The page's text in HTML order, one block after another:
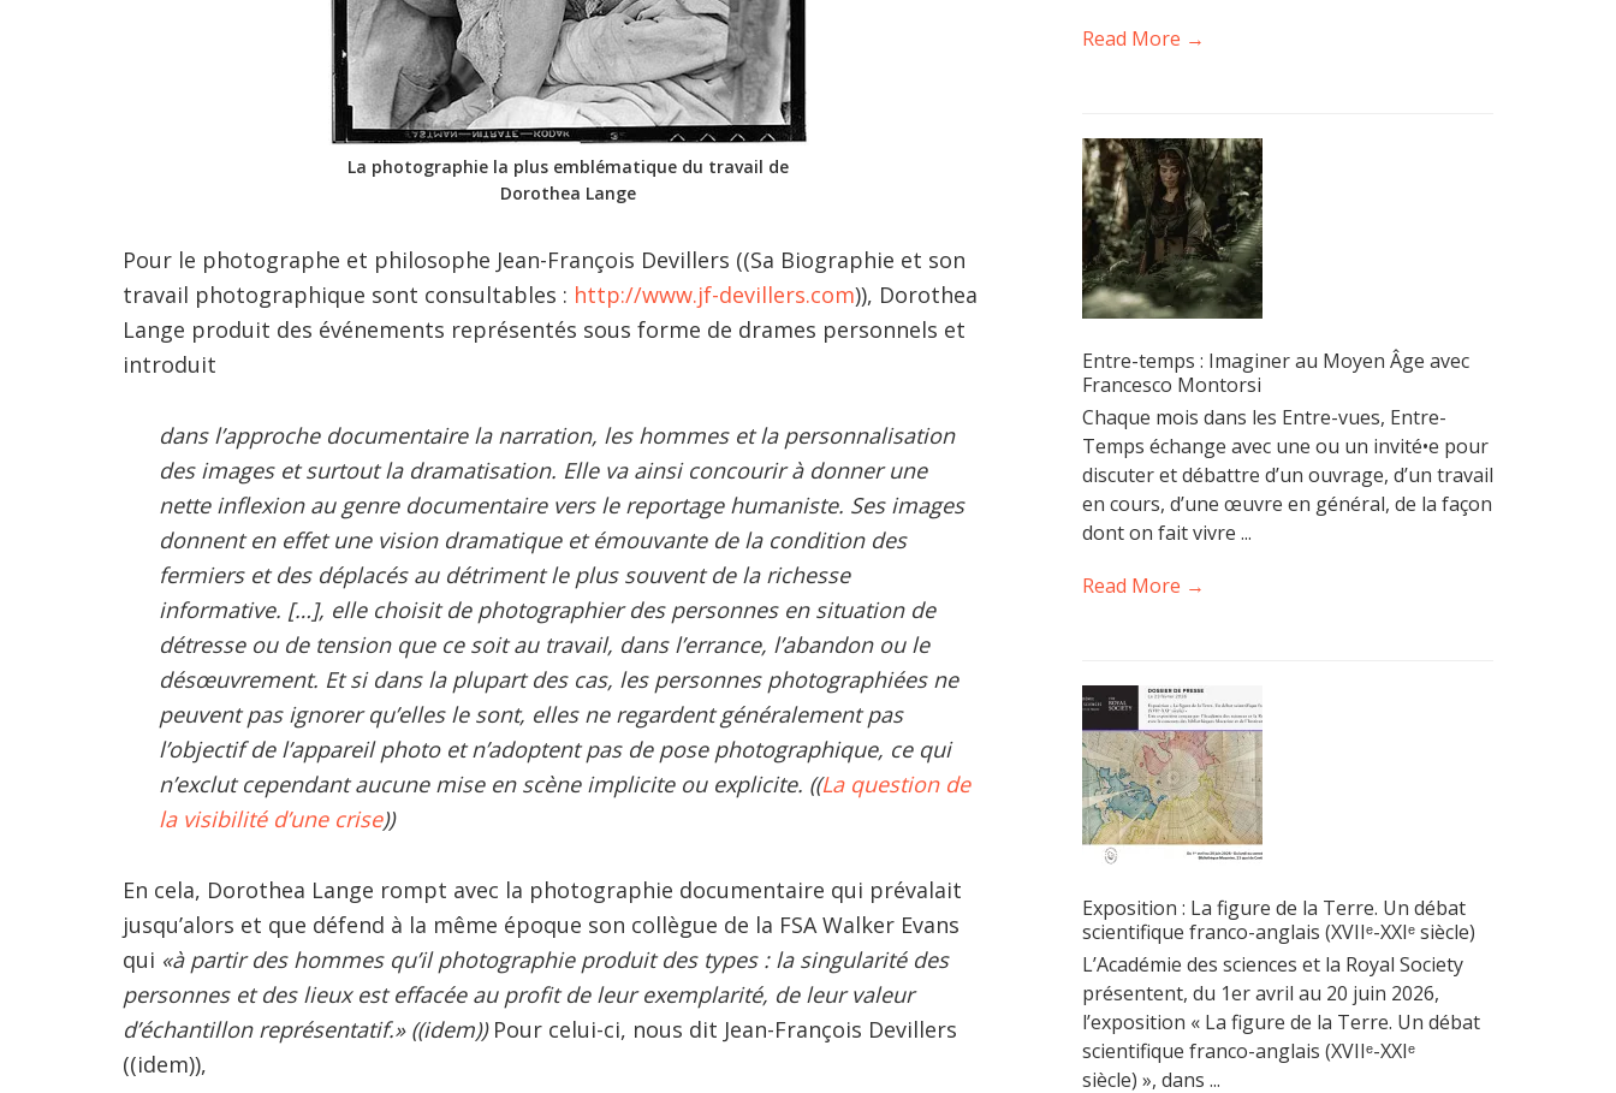
La photographie la plus emblématique du travail de
Dorothea Lange
Pour le photographe et philosophe Jean-François Devillers ((Sa Biographie et son
travail photographique sont consultables : http://www.jf-devillers.com)), Dorothea
Lange produit des événements représentés sous forme de drames personnels et
introduit
dans l’approche documentaire la narration, les hommes et la personnalisation
des images et surtout la dramatisation. Elle va ainsi concourir à donner une
nette inflexion au genre documentaire vers le reportage humaniste. Ses images
donnent en effet une vision dramatique et émouvante de la condition des
fermiers et des déplacés au détriment le plus souvent de la richesse
informative. […], elle choisit de photographier des personnes en situation de
détresse ou de tension que ce soit au travail, dans l’errance, l’abandon ou le
désœuvrement. Et si dans la plupart des cas, les personnes photographiées ne
peuvent pas ignorer qu’elles le sont, elles ne regardent généralement pas
l’objectif de l’appareil photo et n’adoptent pas de pose photographique, ce qui
n’exclut cependant aucune mise en scène implicite ou explicite. ((La question de
la visibilité d’une crise))
En cela, Dorothea Lange rompt avec la photographie documentaire qui prévalait
jusqu’alors et que défend à la même époque son collègue de la FSA Walker Evans
qui «à partir des hommes qu’il photographie produit des types: la singularité des
personnes et des lieux est effacée au profit de leur exemplarité, de leur valeur
d’échantillon représentatif.» ((idem)) Pour celui-ci, nous dit Jean-François Devillers
((idem)),
Read More →
Entre-temps : Imaginer au Moyen Âge avec
Francesco Montorsi
Chaque mois dans les Entre-vues, Entre-
Temps échange avec une ou un invité•e pour
discuter et débattre d’un ouvrage, d’un travail
en cours, d’une œuvre en général, de la façon
dont on fait vivre ...
Read More →
Exposition : La figure de la Terre. Un débat
scientifique franco-anglais (XVIIᵉ-XXIᵉ siècle)
L’Académie des sciences et la Royal Society
présentent, du 1er avril au 20 juin 2026,
l’exposition « La figure de la Terre. Un débat
scientifique franco-anglais (XVIIᵉ-XXIᵉ
siècle) », dans ...